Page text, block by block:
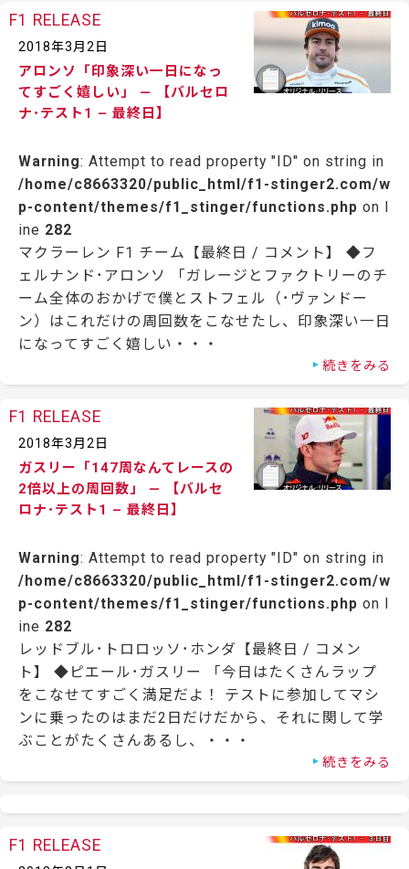
F1 RELEASE
2018年3月2日
アロンソ「印象深い一日になっ
てすごく嬉しい」 — 【バルセロ
ナ･テスト1 – 最終日】
Warning: Attempt to read property "ID" on string in
/home/c8663320/public_html/f1-stinger2.com/w
p-content/themes/f1_stinger/functions.php on l
ine 282
マクラーレン F1 チーム【最終日 / コメント】 ◆フ
ェルナンド･アロンソ 「ガレージとファクトリーのチ
ーム全体のおかげで僕とストフェル（･ヴァンドー
ン）はこれだけの周回数をこなせたし、印象深い一日
になってすごく嬉しい・・・
続きをみる
F1 RELEASE
2018年3月2日
ガスリー「147周なんてレースの
2倍以上の周回数」 — 【バルセ
ロナ･テスト1 – 最終日】
Warning: Attempt to read property "ID" on string in
/home/c8663320/public_html/f1-stinger2.com/w
p-content/themes/f1_stinger/functions.php on l
ine 282
レッドブル･トロロッソ･ホンダ【最終日 / コメン
ト】 ◆ピエール･ガスリー 「今日はたくさんラップ
をこなせてすごく満足だよ！ テストに参加してマシ
ンに乗ったのはまだ2日だけだから、それに関して学
ぶことがたくさんあるし、・・・
続きをみる
F1 RELEASE